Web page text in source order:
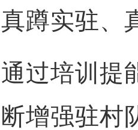
蹲实驻、
培训提
增强驻村